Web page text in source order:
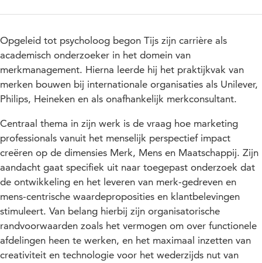
Opgeleid tot psycholoog begon Tijs zijn carrière als
academisch onderzoeker in het domein van
merkmanagement. Hierna leerde hij het praktijkvak van
merken bouwen bij internationale organisaties als Unilever,
Philips, Heineken en als onafhankelijk merkconsultant.
Centraal thema in zijn werk is de vraag hoe marketing
professionals vanuit het menselijk perspectief impact
creëren op de dimensies Merk, Mens en Maatschappij. Zijn
aandacht gaat specifiek uit naar toegepast onderzoek dat
de ontwikkeling en het leveren van merk-gedreven en
mens-centrische waardeproposities en klantbelevingen
stimuleert. Van belang hierbij zijn organisatorische
randvoorwaarden zoals het vermogen om over functionele
afdelingen heen te werken, en het maximaal inzetten van
creativiteit en technologie voor het wederzijds nut van